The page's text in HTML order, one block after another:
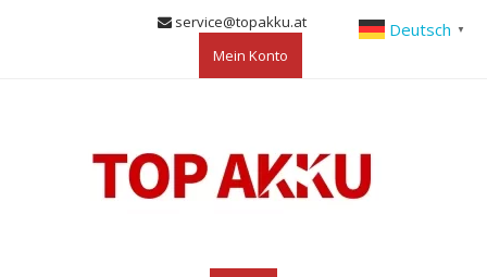
service@topakku.at
Mein Konto
Deutsch ▼